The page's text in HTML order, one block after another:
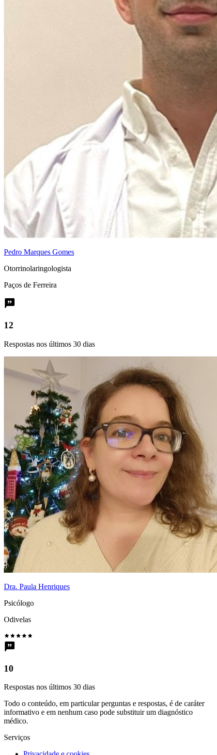
Pedro Marques Gomes
Otorrinolaringologista
Paços de Ferreira
12
Respostas nos últimos 30 dias
Dra. Paula Henriques
Psicólogo
Odivelas
10
Respostas nos últimos 30 dias
Todo o conteúdo, em particular perguntas e respostas, é de caráter
informativo e em nenhum caso pode substituir um diagnóstico
médico.
Serviços